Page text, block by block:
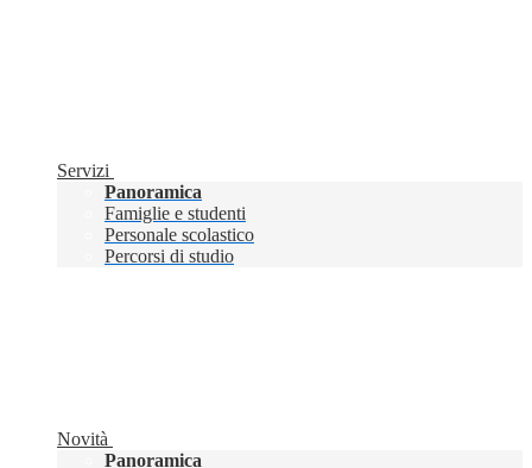
Servizi
Panoramica
Famiglie e studenti
Personale scolastico
Percorsi di studio
Novità
Panoramica